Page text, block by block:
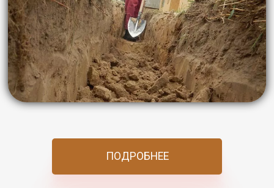
ПОДРОБНЕЕ